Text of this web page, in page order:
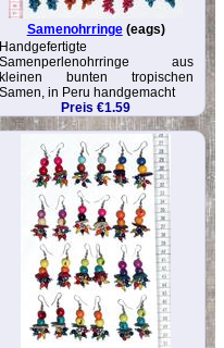
Samenohrringe(eags)
Handgefertigte
Samenperlenohrringe aus
kleinen bunten tropischen
Samen, in Peru handgemacht
Preis €1.59